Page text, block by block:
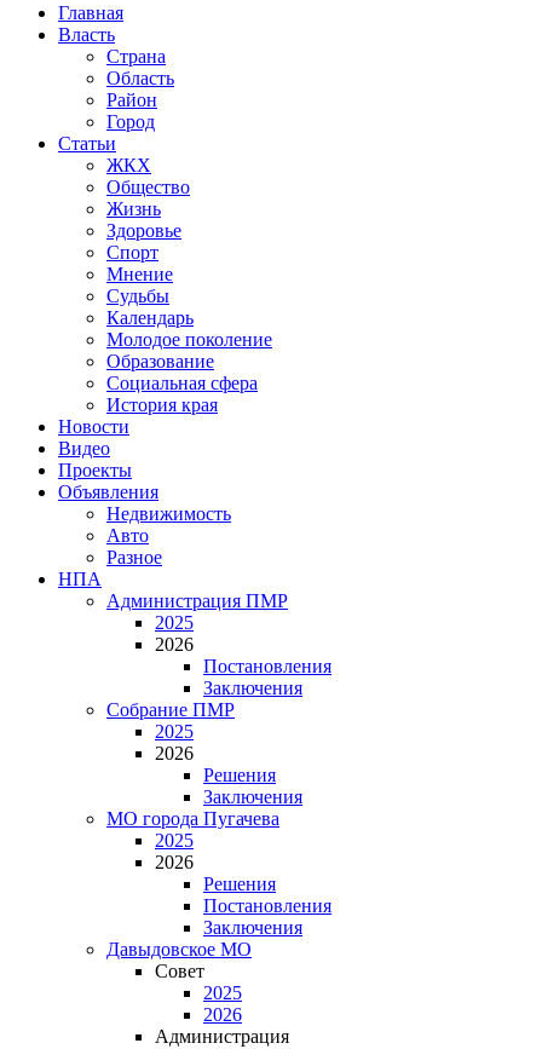
Главная
Власть
Страна
Область
Район
Город
Статьи
ЖКХ
Общество
Жизнь
Здоровье
Спорт
Мнение
Судьбы
Календарь
Молодое поколение
Образование
Социальная сфера
История края
Новости
Видео
Проекты
Объявления
Недвижимость
Авто
Разное
НПА
Администрация ПМР
2025
2026
Постановления
Заключения
Собрание ПМР
2025
2026
Решения
Заключения
МО города Пугачева
2025
2026
Решения
Постановления
Заключения
Давыдовское МО
Совет
2025
2026
Администрация